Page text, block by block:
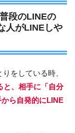
段のLINEの
人がLINEしや
をしている時、
と、相手に「自分
ら自発的にLINE